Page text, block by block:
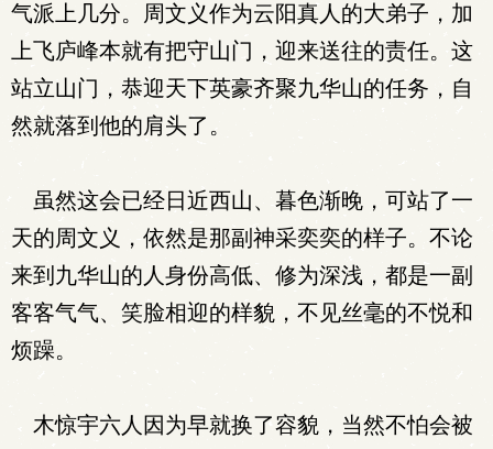
气派上几分。周文义作为云阳真人的大弟子，加
上飞庐峰本就有把守山门，迎来送往的责任。这
站立山门，恭迎天下英豪齐聚九华山的任务，自
然就落到他的肩头了。
虽然这会已经日近西山、暮色渐晚，可站了一
天的周文义，依然是那副神采奕奕的样子。不论
来到九华山的人身份高低、修为深浅，都是一副
客客气气、笑脸相迎的样貌，不见丝毫的不悦和
烦躁。
木惊宇六人因为早就换了容貌，当然不怕会被